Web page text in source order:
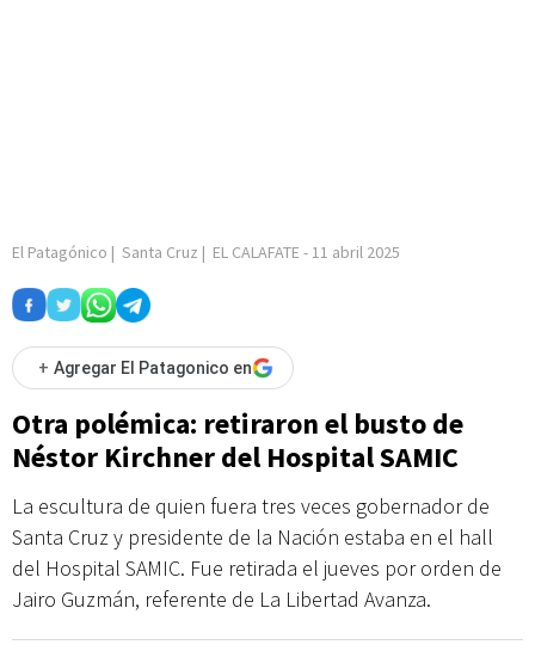
El Patagónico | Santa Cruz | EL CALAFATE- 11 abril 2025
+ Agregar El Patagonico en
Otra polémica: retiraron el busto de
Néstor Kirchner del Hospital SAMIC
La escultura de quien fuera tres veces gobernador de
Santa Cruz y presidente de la Nación estaba en el hall
del Hospital SAMIC. Fue retirada el jueves por orden de
Jairo Guzmán, referente de La Libertad Avanza.